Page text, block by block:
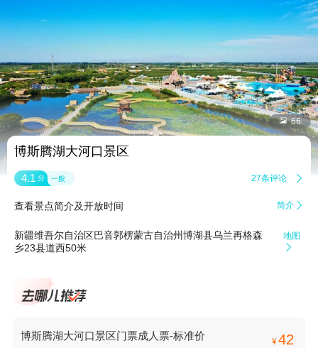
 66
博斯腾湖大河口景区
4.1 分 一般 27条评论 
查看景点简介及开放时间 简介 
新疆维吾尔自治区巴音郭楞蒙古自治州博湖县乌兰再格森
乡23县道西50米
地图

博斯腾湖大河口景区门票成人票-标准价 ¥42